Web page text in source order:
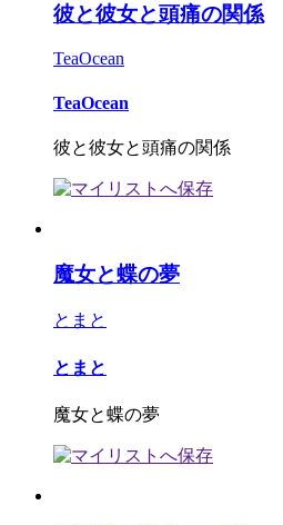
彼と彼女と頭痛の関係
TeaOcean
TeaOcean
彼と彼女と頭痛の関係
魔女と蝶の夢
とまと
とまと
魔女と蝶の夢